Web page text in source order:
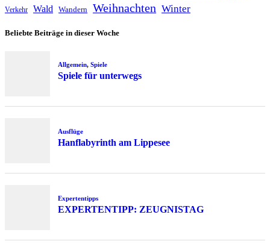
Verkehr Wald Wandern Weihnachten Winter
Beliebte Beiträge in dieser Woche
Allgemein, Spiele
Spiele für unterwegs
Ausflüge
Hanflabyrinth am Lippesee
Expertentipps
EXPERTENTIPP: ZEUGNISTAG